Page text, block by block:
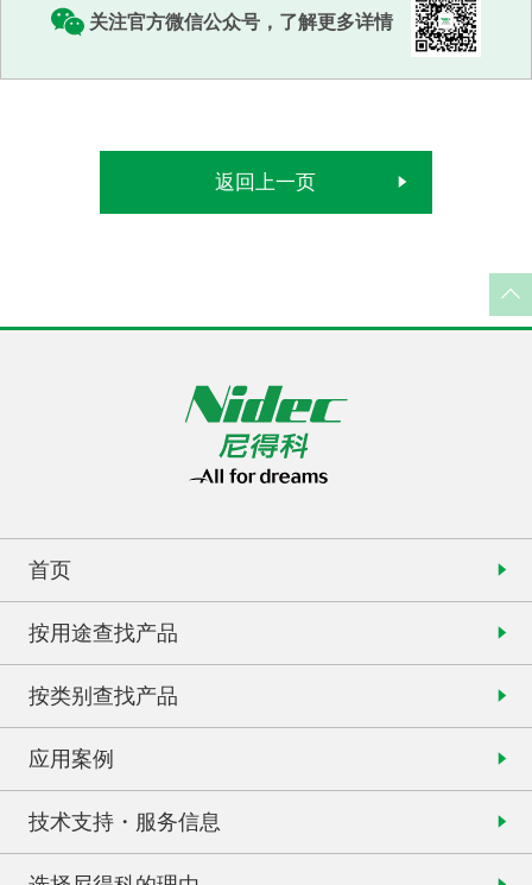
关注官方微信公众号，了解更多详情
返回上一页
首页
按用途查找产品
按类别查找产品
应用案例
技术支持・服务信息